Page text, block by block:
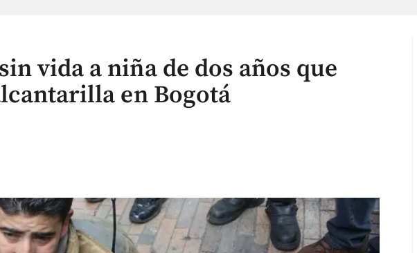
vida a niña de dos años que
en Bogotá